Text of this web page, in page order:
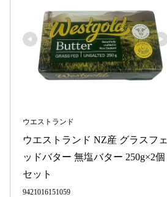
ウエストランド
ウエストランド NZ産 グラスフェ
ッドバター 無塩バター 250g×2個
セット
9421016151059